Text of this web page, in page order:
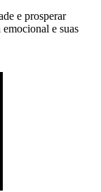
e prosperar
e suas